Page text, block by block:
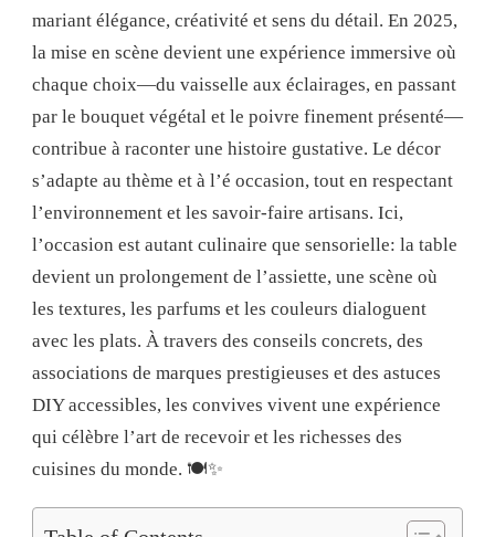
DE
TABLE
LORS
REPAS
GASTRONOMIQUE
mariant élégance, créativité et sens du détail. En 2025,
la mise en scène devient une expérience immersive où
chaque choix—du vaisselle aux éclairages, en passant
par le bouquet végétal et le poivre finement présenté—
contribue à raconter une histoire gustative. Le décor
s’adapte au thème et à l’é occasion, tout en respectant
l’environnement et les savoir-faire artisans. Ici,
l’occasion est autant culinaire que sensorielle: la table
devient un prolongement de l’assiette, une scène où
les textures, les parfums et les couleurs dialoguent
avec les plats. À travers des conseils concrets, des
associations de marques prestigieuses et des astuces
DIY accessibles, les convives vivent une expérience
qui célèbre l’art de recevoir et les richesses des
cuisines du monde. 🍽️✨